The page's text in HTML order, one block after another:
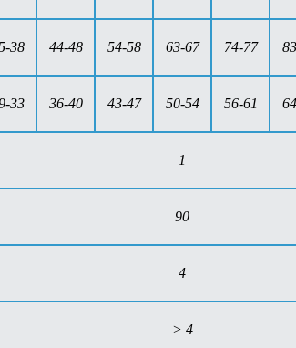
38 44-48 54-58 63-67 74-77
33 36-40 43-47 50-54 56-61
1
90
4
> 4